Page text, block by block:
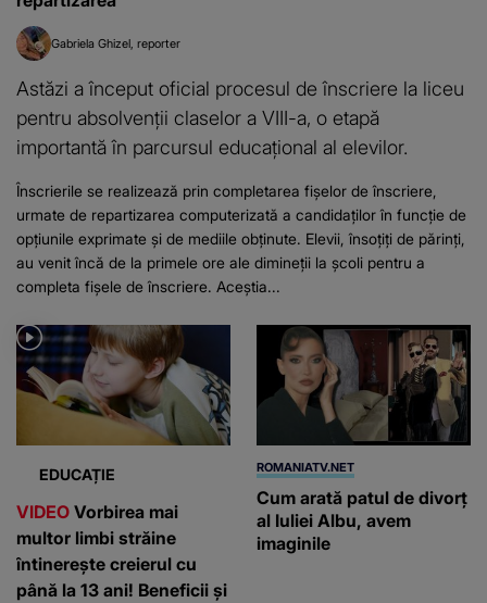
Gabriela Ghizel reporter
Astăzi a început oficial procesul de înscriere la liceu
pentru absolvenții claselor a VIII-a, o etapă
importantă în parcursul educațional al elevilor.
Înscrierile se realizează prin completarea fișelor de înscriere,
urmate de repartizarea computerizată a candidaților în funcție de
opțiunile exprimate și de mediile obținute. Elevii, însoțiți de părinți,
au venit încă de la primele ore ale dimineții la școli pentru a
completa fișele de înscriere. Aceștia...
EDUCAȚIE
VIDEO Vorbirea mai
multor limbi străine
întinerește creierul cu
până la 13 ani! Beneficii și
ROMANIATV.NET
Cum arată patul de divorţ
al Iuliei Albu, avem
imaginile